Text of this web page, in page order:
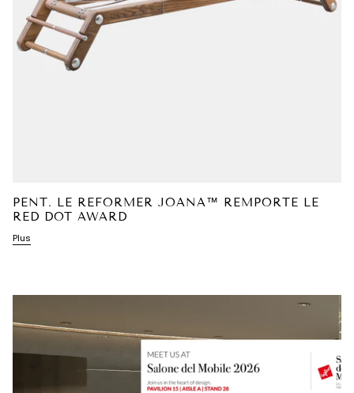
PENT. LE REFORMER JOANA™ REMPORTE LE
RED DOT AWARD
Plus